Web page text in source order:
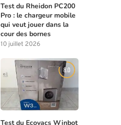
Test du Rheidon PC200
Pro : le chargeur mobile
qui veut jouer dans la
cour des bornes
10 juillet 2026
8.0
Test du Ecovacs Winbot